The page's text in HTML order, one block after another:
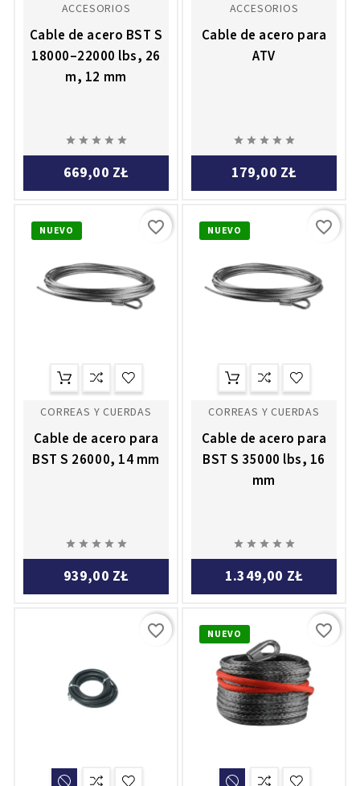
ACCESORIOS
Cable de acero BST S
18000–22000 lbs, 26
m, 12 mm
    
669,00 ZŁ
ACCESORIOS
Cable de acero para
ATV
    
179,00 ZŁ
NUEVO
CORREAS Y CUERDAS
Cable de acero para
BST S 26000, 14 mm
    
939,00 ZŁ
favorite_border NUEVO
CORREAS Y CUERDAS
Cable de acero para
BST S 35000 lbs, 16
mm
    
1.349,00 ZŁ
favorite_border
favorite_border NUEVO favorite_border